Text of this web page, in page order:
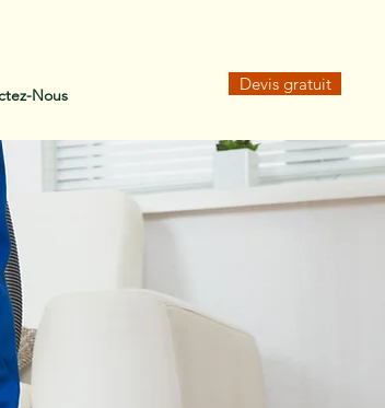
Nous
Devis gratuit